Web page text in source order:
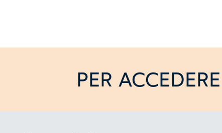
PER